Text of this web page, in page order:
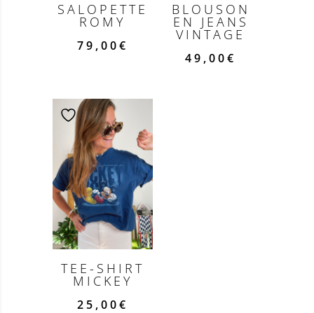
SALOPETTE
ROMY
79,00€
BLOUSON
EN JEANS
VINTAGE
49,00€
TEE-SHIRT
MICKEY
25,00€